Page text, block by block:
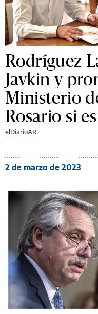
Rodríguez
Javkin y
Ministerio
Rosario si
elDiarioAR
2 de marzo de 2023